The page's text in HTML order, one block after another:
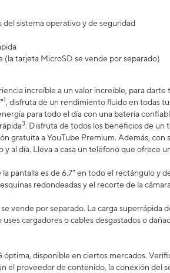
del sistema operativo y de seguridad
(la tarjeta MicroSD se vende por separado)
increíble a un valor increíble, para
1 , disfruta de un rendimiento fluido en todas
para todo el día con una batería
3. Disfruta de todos los beneficios de un
gratuita a YouTube Premium. Además,
al día. Lleva a casa un teléfono que ofrece
pantalla es de 6.7" en todo el rectángulo y
redondeadas y el recorte de la
vende por separado. La carga superrápida
cargadores o cables desgastados o
disponible en ciertos mercados.
el proveedor de contenido, la conexión del